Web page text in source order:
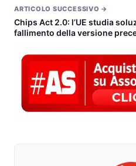
ARTICOLO SUCCESSIVO →
Chips Act 2.0: l’UE studia
fallimento della versione